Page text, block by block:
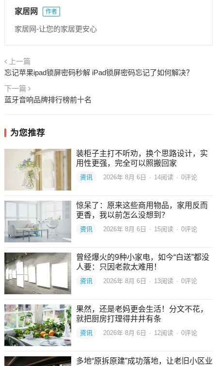
家居网 作者
家居网-让您的家居更安心
上一篇
忘记苹果ipad锁屏密码秒解 iPad锁屏密码忘记了如何解决？
下一篇
蓝牙音响品牌排行榜前十名
为您推荐
装柜子主打不听劝，换个思路设计，实
用性更强，完全可以照搬回家
资讯 2026年 8月 6日 · 14阅读 · 0评论
惊呆了：原来这些商用物品，家用反而
更香，我以前怎么没想到？
资讯 2026年 8月 6日 · 15阅读 · 0评论
曾经爆火的9种小家电，如今“白送”都没
人要：只因老款太难用！
资讯 2026年 8月 6日 · 13阅读 · 0评论
果然，还是老妈更会生活！分文不花，
就把厨房打理得井井有条
资讯 2026年 8月 6日 · 12阅读 · 0评论
多地“原拆原建”成功落地，让老旧小区业